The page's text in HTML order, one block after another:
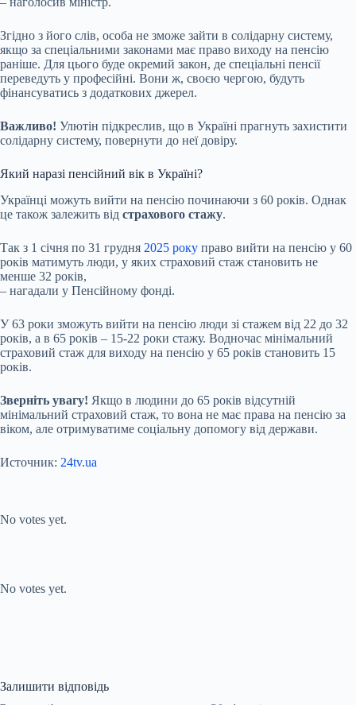
Згідно з його слів, особа не зможе зайти в солідарну систему,
якщо за спеціальними законами має право виходу на пенсію
раніше. Для цього буде окремий закон, де спеціальні пенсії
переведуть у професійні. Вони ж, своєю чергою, будуть
фінансуватись з додаткових джерел.
Важливо! Улютін підкреслив, що в Україні прагнуть захистити
солідарну систему, повернути до неї довіру.
Який наразі пенсійний вік в Україні?
Українці можуть вийти на пенсію починаючи з 60 років. Однак
це також залежить від страхового стажу.
Так з 1 січня по 31 грудня 2025 року право вийти на пенсію у 60
років матимуть люди, у яких страховий стаж становить не
менше 32 років,
– нагадали у Пенсійному фонді.
У 63 роки зможуть вийти на пенсію люди зі стажем від 22 до 32
років, а в 65 років – 15-22 роки стажу. Водночас мінімальний
страховий стаж для виходу на пенсію у 65 років становить 15
років.
Зверніть увагу! Якщо в людини до 65 років відсутній
мінімальний страховий стаж, то вона не має права на пенсію за
віком, але отримуватиме соціальну допомогу від держави.
Источник: 24tv.ua
No votes yet.
No votes yet.
Залишити відповідь